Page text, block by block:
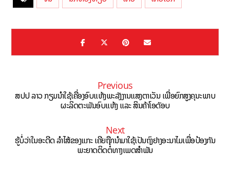
Previous
ສປປ ລາວ ກຽມນຳໃຊ້ເຄື່ອງອົບແຫ້ງພະລັງງານແສງຕາເວັນ ເພື່ອຍົກສູງຄຸນະພາບ
ຜະລິດຕະພັນອົບແຫ້ງ ແລະ ສິນຄ້າໂອດັອບ
Next
ຮູ້ບໍ່ວ່າໃນອະດີດ ລຳໄສ້ຂອງແກະ ເຄີຍຖືກນຳມາໃຊ້ເປັນຖົງຢາງອະນາໄມເພື່ອປ້ອງກັນ
ພະຍາດຕິດຕໍ່ທາງເພດສຳພັນ